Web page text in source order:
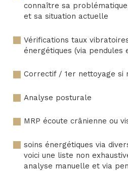
connaître sa
et sa situation actuelle
Vérifications taux
énergétiques (via pendules
Correctif / 1er nettoyage si
Analyse posturale
MRP écoute crânienne ou
soins énergétiques via
voici une liste non
analyse manuelle et via